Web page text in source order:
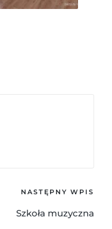
NASTĘPNY WPIS
Szkoła muzyczna